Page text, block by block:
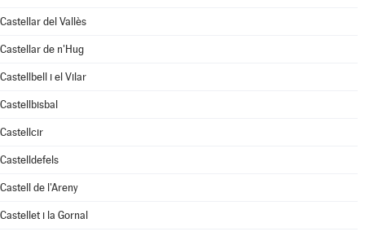
Castellar del Vallès
Castellar de n'Hug
Castellbell i el Vilar
Castellbisbal
Castellcir
Castelldefels
Castell de l'Areny
Castellet i la Gornal